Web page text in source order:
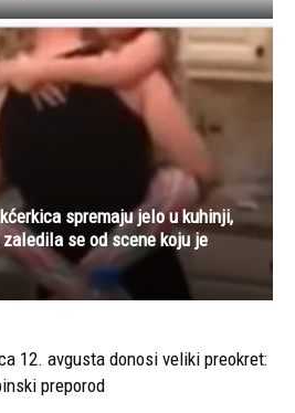
spremaju jeIo u kuhinji,
se od scene koju je
12. avgusta donosi veliki preokret:
preporod